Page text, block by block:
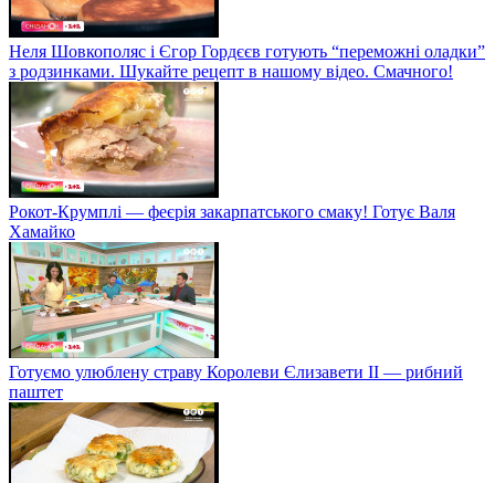
Неля Шовкополяс і Єгор Гордєєв готують “переможні оладки”
з родзинками. Шукайте рецепт в нашому відео. Смачного!
Рокот-Крумплі — феєрія закарпатського смаку! Готує Валя
Хамайко
Готуємо улюблену страву Королеви Єлизавети II — рибний
паштет